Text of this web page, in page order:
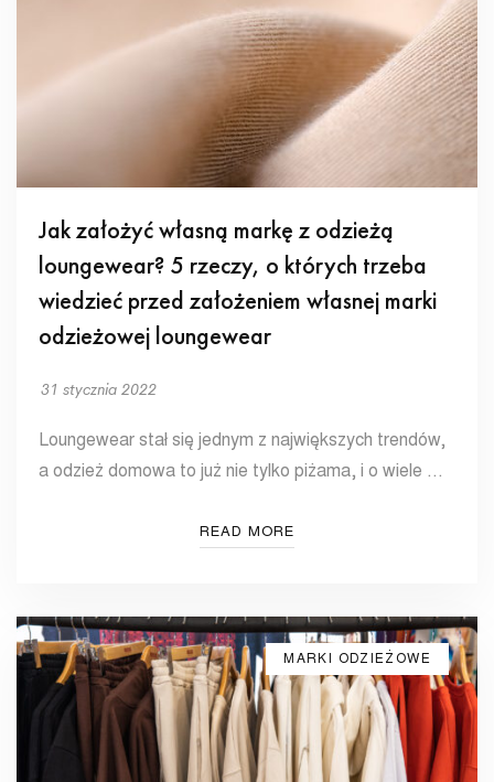
Jak założyć własną markę z odzieżą
loungewear? 5 rzeczy, o których trzeba
wiedzieć przed założeniem własnej marki
odzieżowej loungewear
31 stycznia 2022
Loungewear stał się jednym z największych trendów,
a odzież domowa to już nie tylko piżama, i o wiele …
READ MORE
MARKI ODZIEŻOWE